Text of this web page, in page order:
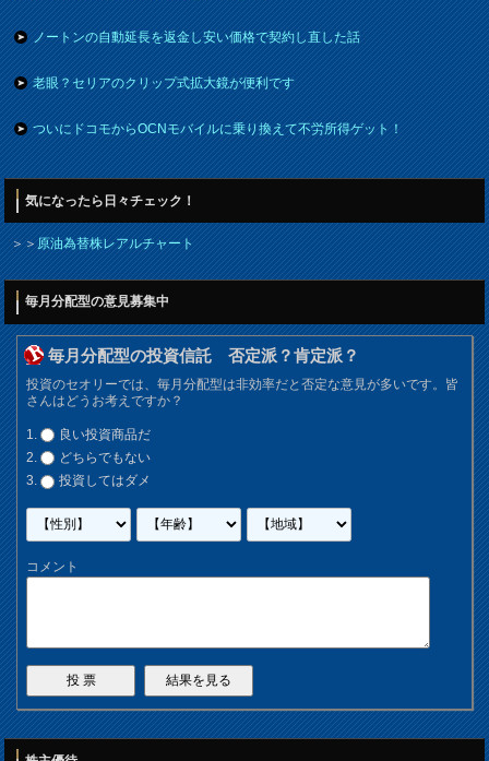
ノートンの自動延長を返金し安い価格で契約し直した話
老眼？セリアのクリップ式拡大鏡が便利です
ついにドコモからOCNモバイルに乗り換えて不労所得ゲット！
気になったら日々チェック！
＞＞原油為替株レアルチャート
毎月分配型の意見募集中
毎月分配型の投資信託 否定派？肯定派？
投資のセオリーでは、毎月分配型は非効率だと否定な意見が多いです。皆
さんはどうお考えですか？
良い投資商品だ
どちらでもない
投資してはダメ
コメント